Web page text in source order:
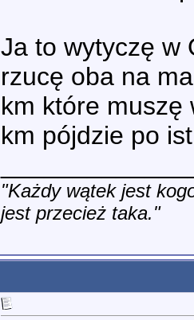
Ja to wytyczę w
rzucę oba na
km które muszę
km pójdzie po
"Każdy wątek jest
jest przecież taka."